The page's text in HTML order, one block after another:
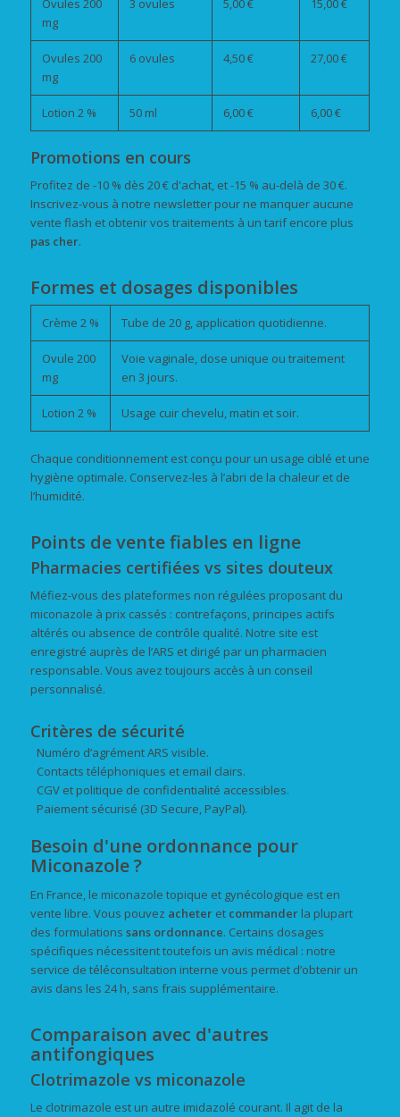
Ovules 200
mg
3 ovules 5,00 € 15,00 €
Ovules 200
mg
6 ovules 4,50 € 27,00 €
Lotion 2 % 50 ml 6,00 € 6,00 €
Promotions en cours
Profitez de -10 % dès 20 € d'achat, et -15 % au-delà de 30 €.
Inscrivez-vous à notre newsletter pour ne manquer aucune
vente flash et obtenir vos traitements à un tarif encore plus
pas cher.
Formes et dosages disponibles
Crème 2 % Tube de 20 g, application quotidienne.
Ovule 200
mg
Voie vaginale, dose unique ou traitement
en 3 jours.
Lotion 2 % Usage cuir chevelu, matin et soir.
Chaque conditionnement est conçu pour un usage ciblé et une
hygiène optimale. Conservez-les à l’abri de la chaleur et de
l’humidité.
Points de vente fiables en ligne
Pharmacies certifiées vs sites douteux
Méfiez-vous des plateformes non régulées proposant du
miconazole à prix cassés : contrefaçons, principes actifs
altérés ou absence de contrôle qualité. Notre site est
enregistré auprès de l’ARS et dirigé par un pharmacien
responsable. Vous avez toujours accès à un conseil
personnalisé.
Critères de sécurité
Numéro d’agrément ARS visible.
Contacts téléphoniques et email clairs.
CGV et politique de confidentialité accessibles.
Paiement sécurisé (3D Secure, PayPal).
Besoin d'une ordonnance pour
Miconazole ?
En France, le miconazole topique et gynécologique est en
vente libre. Vous pouvez acheteret commanderla plupart
des formulations sans ordonnance. Certains dosages
spécifiques nécessitent toutefois un avis médical : notre
service de téléconsultation interne vous permet d’obtenir un
avis dans les 24 h, sans frais supplémentaire.
Comparaison avec d'autres
antifongiques
Clotrimazole vs miconazole
Le clotrimazole est un autre imidazolé courant. Il agit de la